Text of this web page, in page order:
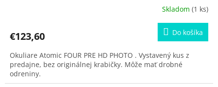
Skladom (1 ks)
€123,60 Do košíka
Okuliare Atomic FOUR PRE HD PHOTO . Vystavený kus z
predajne, bez originálnej krabičky. Môže mať drobné
odreniny.